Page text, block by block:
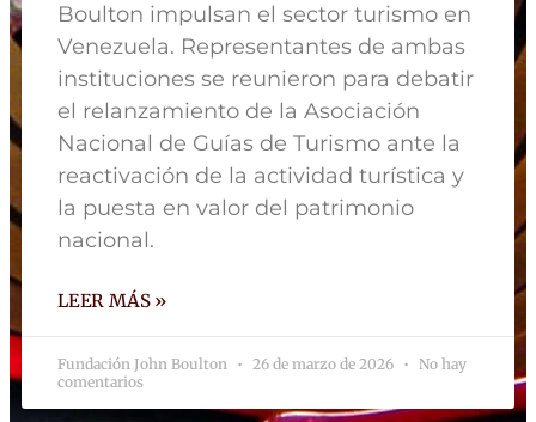
Boulton impulsan el sector turismo en
Venezuela. Representantes de ambas
instituciones se reunieron para debatir
el relanzamiento de la Asociación
Nacional de Guías de Turismo ante la
reactivación de la actividad turística y
la puesta en valor del patrimonio
nacional.
LEER MÁS »
Fundación John Boulton 26 de marzo de 2026
No hay
comentarios